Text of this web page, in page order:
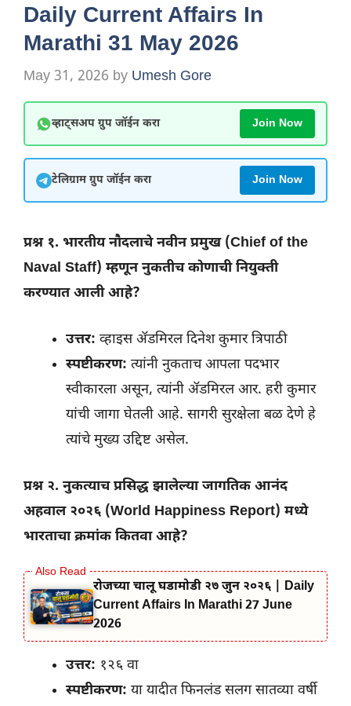
Daily Current Affairs In
Marathi 31 May 2026
May 31, 2026 by Umesh Gore
व्हाट्सअप ग्रुप जॉईन करा Join Now
टेलिग्राम ग्रुप जॉईन करा Join Now
प्रश्न १. भारतीय नौदलाचे नवीन प्रमुख (Chief of the
Naval Staff) म्हणून नुकतीच कोणाची नियुक्ती
करण्यात आली आहे?
उत्तर: व्हाइस ॲडमिरल दिनेश कुमार त्रिपाठी
स्पष्टीकरण: त्यांनी नुकताच आपला पदभार
स्वीकारला असून, त्यांनी ॲडमिरल आर. हरी कुमार
यांची जागा घेतली आहे. सागरी सुरक्षेला बळ देणे हे
त्यांचे मुख्य उद्दिष्ट असेल.
प्रश्न २. नुकत्याच प्रसिद्ध झालेल्या जागतिक आनंद
अहवाल २०२६ (World Happiness Report) मध्ये
भारताचा क्रमांक कितवा आहे?
रोजच्या चालू घडामोडी २७ जुन २०२६ | Daily
Current Affairs In Marathi 27 June
2026
उत्तर: १२६ वा
स्पष्टीकरण: या यादीत फिनलंड सलग सातव्या वर्षी